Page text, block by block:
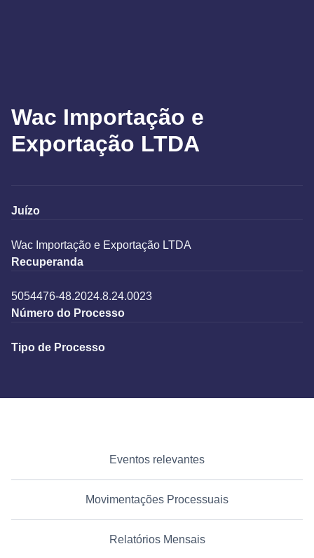
Wac Importação e
Exportação LTDA
Juízo
Wac Importação e Exportação LTDA
Recuperanda
5054476-48.2024.8.24.0023
Número do Processo
Tipo de Processo
Eventos relevantes
Movimentações Processuais
Relatórios Mensais